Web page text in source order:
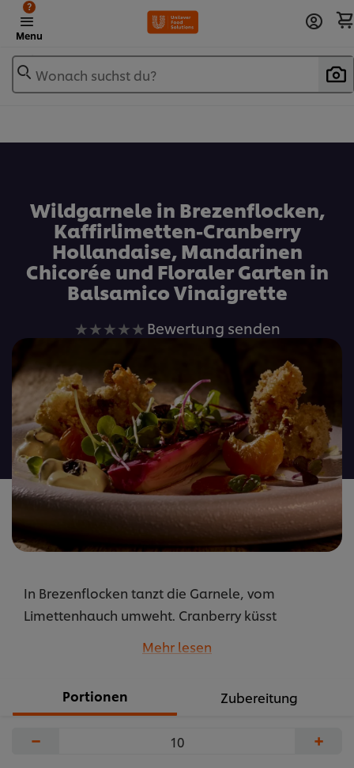
Menu
?
Wonach suchst du?
Wildgarnele in Brezenflocken,
Kaffirlimetten-Cranberry
Hollandaise, Mandarinen
Chicorée und Floraler Garten in
Balsamico Vinaigrette
Keine
dieses
recipe
abgegeben
Bewertung senden
In Brezenflocken tanzt die Garnele, vom
Limettenhauch umweht. Cranberry küsst
Garten blüht in Balsamico.
Mehr lesen
Portionen Zubereitung
− +